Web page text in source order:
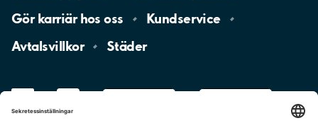
Gör karriär hososs
Kundservice
Avtalsvillkor
Städer